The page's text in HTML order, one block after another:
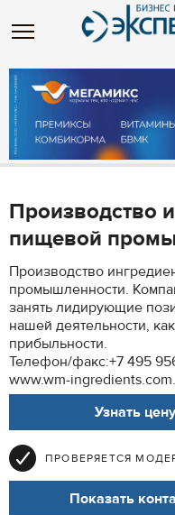
Производство
пищевой
Производство
промышленности.
занять лидирующие
нашей деятельности,
прибыльности.
Телефон/факс:+7 495
www.wm-
Узнать цену
ПРОВЕРЯЕТСЯ
Показать